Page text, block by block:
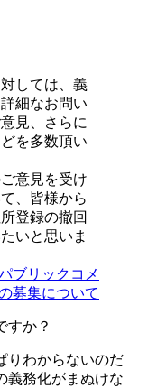
しては、義
細なお問い
見、さらに
を多数頂い
意見を受け
、皆様から
登録の撤回
いと思いま
ブリックコメ
募集について
すか？
りわからないのだ
義務化がまぬけな